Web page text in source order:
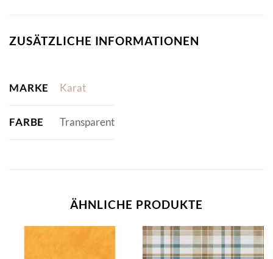
ZUSÄTZLICHE INFORMATIONEN
MARKE Karat
FARBE Transparent
ÄHNLICHE PRODUKTE